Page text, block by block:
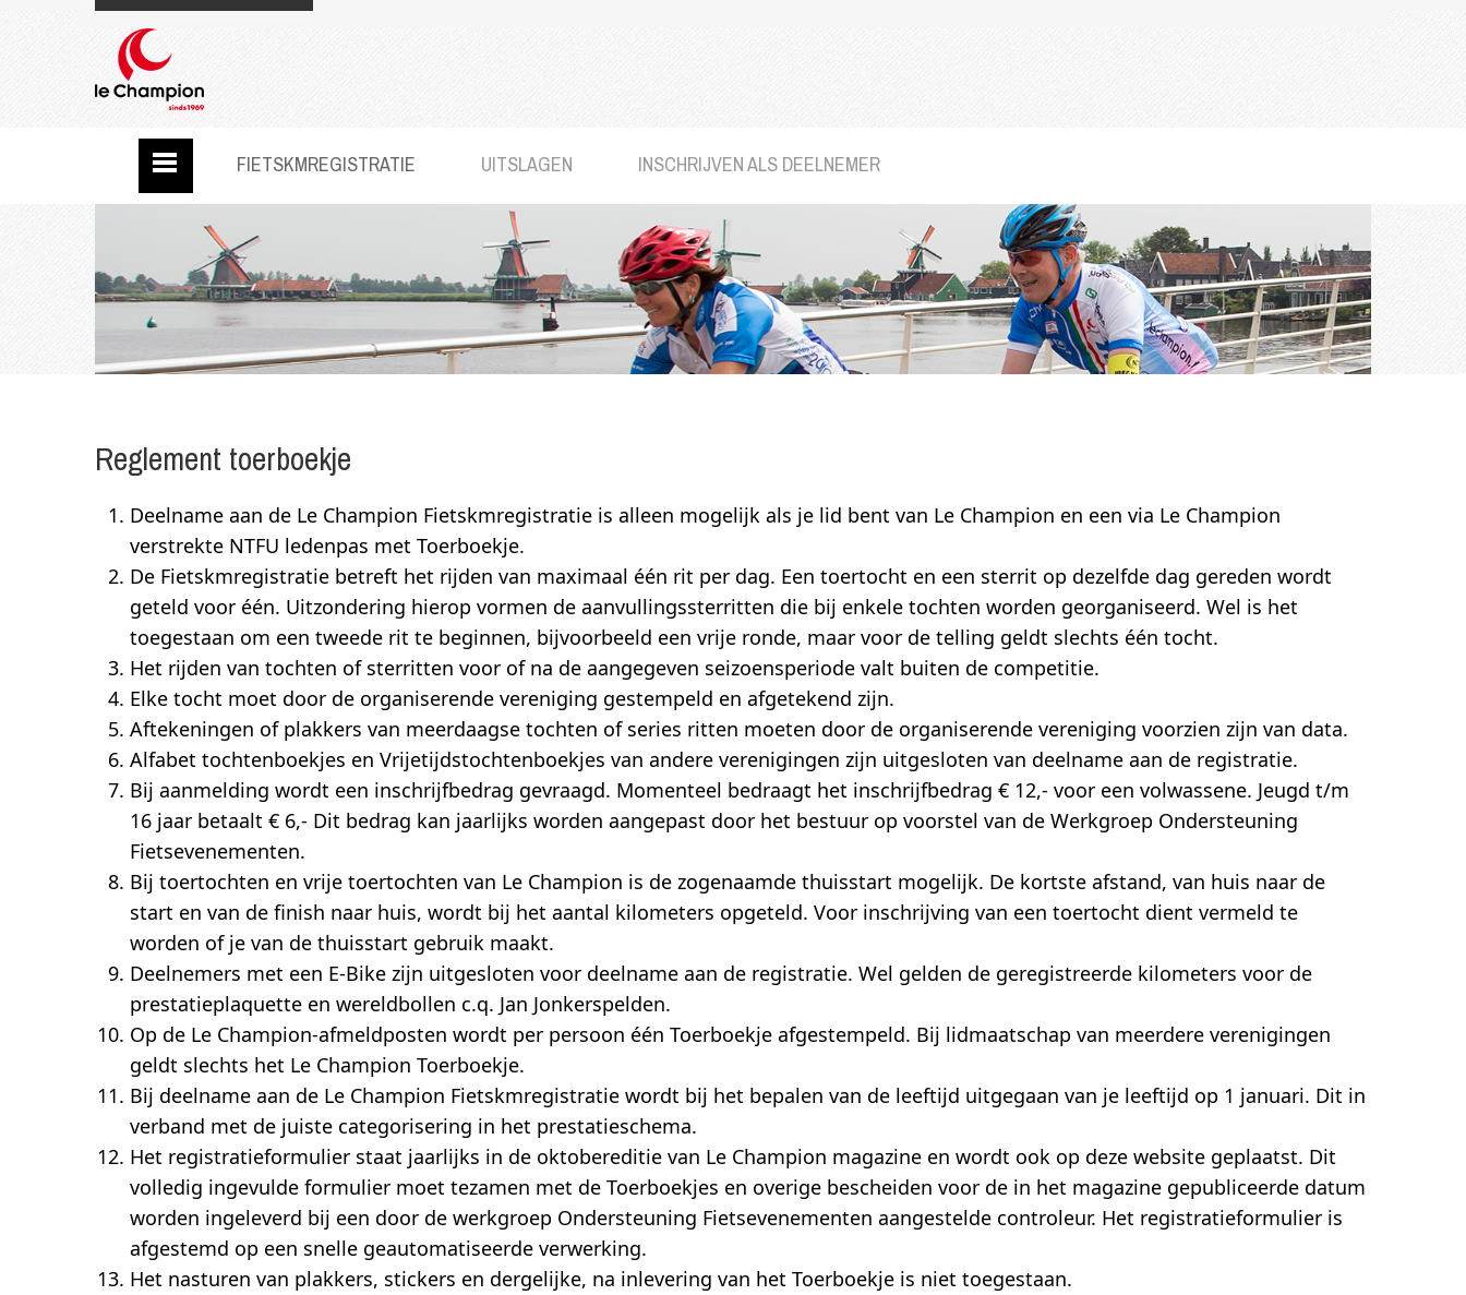
FIETSKMREGISTRATIE UITSLAGEN INSCHRIJVEN ALS DEELNEMER
Reglement toerboekje
Deelname aan de Le Champion Fietskmregistratie is alleen mogelijk als je lid bent van Le Champion en een via Le Champion
verstrekte NTFU ledenpas met Toerboekje.
De Fietskmregistratie betreft het rijden van maximaal één rit per dag. Een toertocht en een sterrit op dezelfde dag gereden wordt
geteld voor één. Uitzondering hierop vormen de aanvullingssterritten die bij enkele tochten worden georganiseerd. Wel is het
toegestaan om een tweede rit te beginnen, bijvoorbeeld een vrije ronde, maar voor de telling geldt slechts één tocht.
Het rijden van tochten of sterritten voor of na de aangegeven seizoensperiode valt buiten de competitie.
Elke tocht moet door de organiserende vereniging gestempeld en afgetekend zijn.
Aftekeningen of plakkers van meerdaagse tochten of series ritten moeten door de organiserende vereniging voorzien zijn van data.
Alfabet tochtenboekjes en Vrijetijdstochtenboekjes van andere verenigingen zijn uitgesloten van deelname aan de registratie.
Bij aanmelding wordt een inschrijfbedrag gevraagd. Momenteel bedraagt het inschrijfbedrag € 12,- voor een volwassene. Jeugd t/m
16 jaar betaalt € 6,- Dit bedrag kan jaarlijks worden aangepast door het bestuur op voorstel van de Werkgroep Ondersteuning
Fietsevenementen.
Bij toertochten en vrije toertochten van Le Champion is de zogenaamde thuisstart mogelijk. De kortste afstand, van huis naar de
start en van de finish naar huis, wordt bij het aantal kilometers opgeteld. Voor inschrijving van een toertocht dient vermeld te
worden of je van de thuisstart gebruik maakt.
Deelnemers met een E-Bike zijn uitgesloten voor deelname aan de registratie. Wel gelden de geregistreerde kilometers voor de
prestatieplaquette en wereldbollen c.q. Jan Jonkerspelden.
Op de Le Champion-afmeldposten wordt per persoon één Toerboekje afgestempeld. Bij lidmaatschap van meerdere verenigingen
geldt slechts het Le Champion Toerboekje.
Bij deelname aan de Le Champion Fietskmregistratie wordt bij het bepalen van de leeftijd uitgegaan van je leeftijd op 1 januari. Dit in
verband met de juiste categorisering in het prestatieschema.
Het registratieformulier staat jaarlijks in de oktobereditie van Le Champion magazine en wordt ook op deze website geplaatst. Dit
volledig ingevulde formulier moet tezamen met de Toerboekjes en overige bescheiden voor de in het magazine gepubliceerde datum
worden ingeleverd bij een door de werkgroep Ondersteuning Fietsevenementen aangestelde controleur. Het registratieformulier is
afgestemd op een snelle geautomatiseerde verwerking.
Het nasturen van plakkers, stickers en dergelijke, na inlevering van het Toerboekje is niet toegestaan.